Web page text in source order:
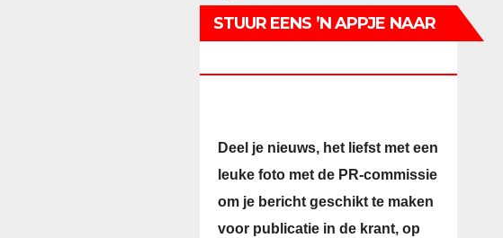
STUUR EENS ’N APPJE NAAR
Deel je nieuws, het liefst met een
leuke foto met de PR-commissie
om je bericht geschikt te maken
voor publicatie in de krant, op